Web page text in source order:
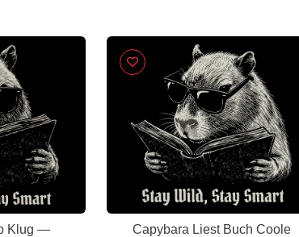
Klug —
Capybara Liest Buch Coole